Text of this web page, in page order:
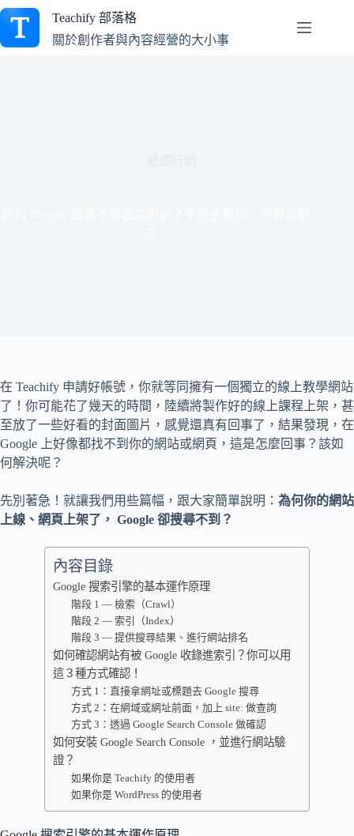
跳
主
Teachify 部落格
關於創作者與內容經營的大小事
在 Teachify 申請好帳號，你就等同擁有一個獨立的線上教學網站
了！你可能花了幾天的時間，陸續將製作好的線上課程上架，甚
至放了一些好看的封面圖片，感覺還真有回事了，結果發現，在
Google 上好像都找不到你的網站或網頁，這是怎麼回事？該如
何解決呢？
先別著急！就讓我們用些篇幅，跟大家簡單說明： 為何你的網站
上線、網頁上架了， Google 卻搜尋不到？
內容目錄
Google 搜索引擎的基本運作原理
階段 1 — 檢索（Crawl）
階段 2 — 索引（Index）
階段 3 — 提供搜尋結果、進行網站排名
如何確認網站有被 Google 收錄進索引？你可以用
這３種方式確認！
方式 1：直接拿網址或標題去 Google 搜尋
方式 2：在網域或網址前面，加上 site: 做查詢
方式 3：透過 Google Search Console 做確認
如何安裝 Google Search Console ，並進行網站驗
證？
如果你是 Teachify 的使用者
如果你是 WordPress 的使用者